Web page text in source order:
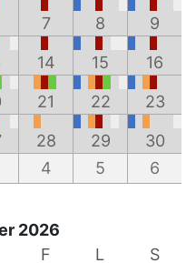
7 8 9
14 15 16
21 22 23
28 29
30
4 5 6
2026
F L
S